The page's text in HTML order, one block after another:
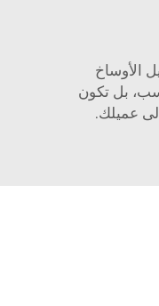
الأوساخ
بل تكون
عميلك.